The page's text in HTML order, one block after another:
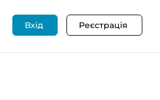
Вхід Реєстрація